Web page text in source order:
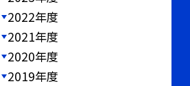
2022年度
2021年度
2020年度
2019年度